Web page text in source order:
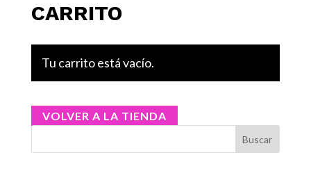
CARRITO
Tu carrito está vacío.
VOLVER A LA TIENDA